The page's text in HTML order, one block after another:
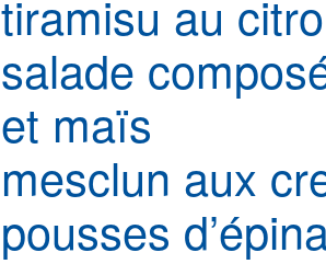
tiramisu au
salade
et maïs
mesclun aux
pousses